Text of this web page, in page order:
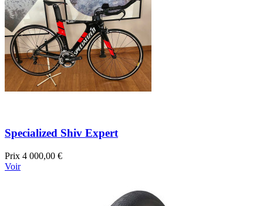
Specialized Shiv Expert
Prix 4 000,00 €
Voir